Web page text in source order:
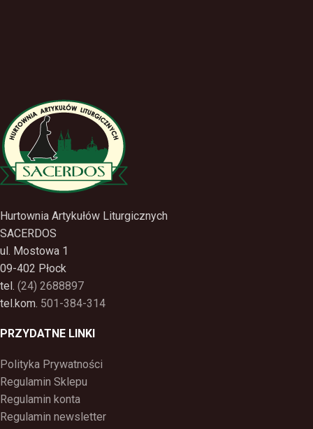
Hurtownia Artykułów Liturgicznych
SACERDOS
ul. Mostowa 1
09-402 Płock
tel. (24) 2688897
tel.kom. 501-384-314
PRZYDATNE LINKI
Polityka Prywatności
Regulamin Sklepu
Regulamin konta
Regulamin newsletter